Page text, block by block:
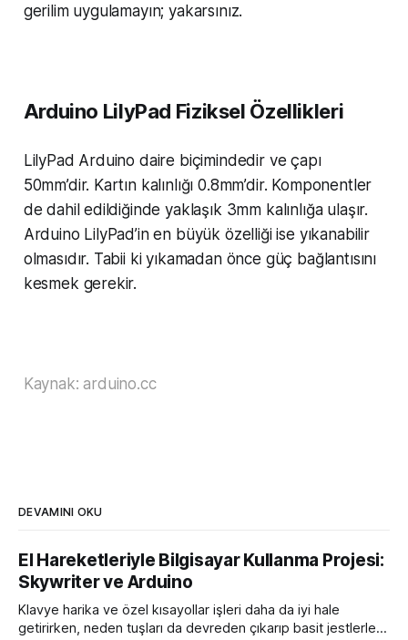
gerilim uygulamayın; yakarsınız.
Arduino LilyPad Fiziksel Özellikleri
LilyPad Arduino daire biçimindedir ve çapı
50mm’dir. Kartın kalınlığı 0.8mm’dir. Komponentler
de dahil edildiğinde yaklaşık 3mm kalınlığa ulaşır.
Arduino LilyPad’in en büyük özelliği ise yıkanabilir
olmasıdır. Tabii ki yıkamadan önce güç bağlantısını
kesmek gerekir.
Kaynak: arduino.cc
DEVAMINI OKU
El Hareketleriyle Bilgisayar Kullanma Projesi:
Skywriter ve Arduino
Klavye harika ve özel kısayollar işleri daha da iyi hale
getirirken, neden tuşları da devreden çıkarıp basit jestlerle